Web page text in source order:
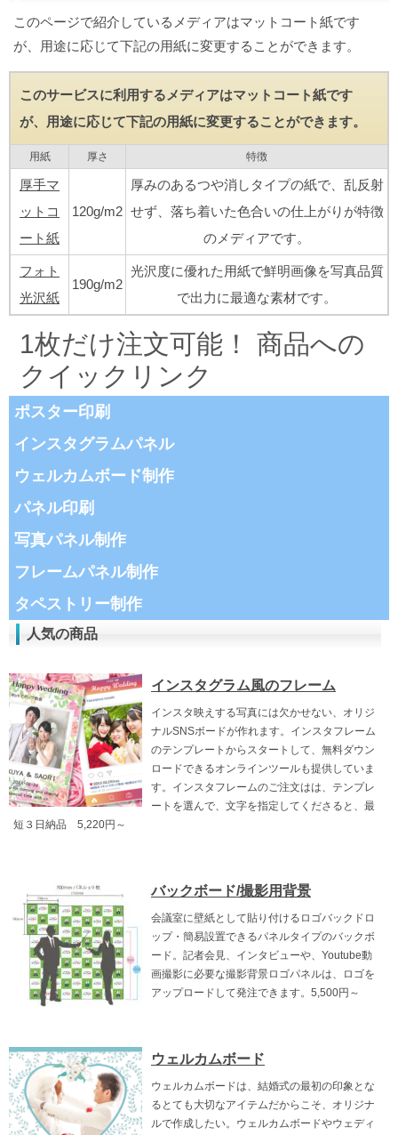
このページで紹介しているメディアはマットコート紙です
が、用途に応じて下記の用紙に変更することができます。
用紙 厚さ 特徴
このサービスに利用するメディアはマットコート紙です
が、用途に応じて下記の用紙に変更することができます。
厚手マ
ットコ
ート紙
120g/m2
厚みのあるつや消しタイプの紙で、乱反射
せず、落ち着いた色合いの仕上がりが特徴
のメディアです。
フォト
光沢紙
190g/m2
光沢度に優れた用紙で鮮明画像を写真品質
で出力に最適な素材です。
1枚だけ注文可能！ 商品への
クイックリンク
ポスター印刷
インスタグラムパネル
ウェルカムボード制作
パネル印刷
写真パネル制作
フレームパネル制作
タペストリー制作
人気の商品
インスタグラム風のフレーム
インスタ映えする写真には欠かせない、オリジ
ナルSNSボードが作れます。インスタフレーム
のテンプレートからスタートして、無料ダウン
ロードできるオンラインツールも提供していま
す。インスタフレームのご注文はは、テンプレ
ートを選んで、文字を指定してくださると、最
短３日納品 5,220円～
バックボード/撮影用背景
会議室に壁紙として貼り付けるロゴバックドロ
ップ・簡易設置できるパネルタイプのバックボ
ード。記者会見、インタビューや、Youtube動
画撮影に必要な撮影背景ロゴパネルは、ロゴを
アップロードして発注できます。5,500円～
ウェルカムボード
ウェルカムボードは、結婚式の最初の印象とな
るとても大切なアイテムだからこそ、オリジナ
ルで作成したい。ウェルカムボードやウェディ